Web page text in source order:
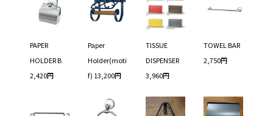
PAPER
HOLDER B
2,420円
Paper
Holder(moti
f) 13,200円
TISSUE
DISPENSER
3,960円
TOWEL BAR
2,750円